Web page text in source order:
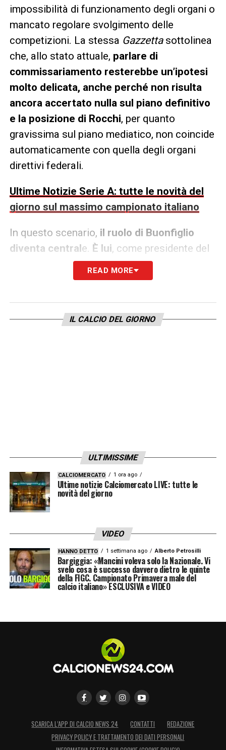
impossibilità di funzionamento degli organi o
mancato regolare svolgimento delle
competizioni. La stessa Gazzettasottolinea
che, allo stato attuale, parlare di
commissariamento resterebbe un’ipotesi
molto delicata, anche perché non risulta
ancora accertato nulla sul piano definitivo
e la posizione di Rocchi, per quanto
gravissima sul piano mediatico, non coincide
automaticamente con quella degli organi
direttivi federali.
Ultime Notizie Serie A: tutte le novità del
giorno sul massimo campionato italiano
In questo scenario, il ruolo di Buonfiglio
diventa centrale. È lui, come presidente del
l’unico soggetto che può portare
avanti formalmente un percorso di
ottenere anche il voto dellaGiunta CONI
è proprio qui che, secondo laGazzetta
uno snodo politico che può incidere sulle
elezioni FIGC del22 giugnoe sugli equilibri
di tutto il calcio italiano.
LA PLAYLIST DELLE NOSTRE TOP NEWS
READ MORE
IL CALCIO DEL GIORNO
ULTIMISSIME
CALCIOMERCATO 1 ora ago
Ultime notizie Calciomercato LIVE: tutte le
novità del giorno
VIDEO
HANNO DETTO 1 settimana ago Alberto Petrosilli
Bargiggia: «Mancini voleva solo la Nazionale. Vi
svelo cosa è successo davvero dietro le quinte
della FIGC. Campionato Primavera male del
calcio italiano» ESCLUSIVA e VIDEO
SCARICA L’APP DI CALCIO NEWS 24 CONTATTI
REDAZIONE
PRIVACY POLICY E TRATTAMENTO DEI DATI PERSONALI